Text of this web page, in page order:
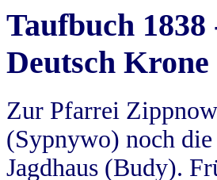
Taufbuch
Deutsch Krone
Zur Pfarrei
(Sypnywo) noch
Jagdhaus (Budy).